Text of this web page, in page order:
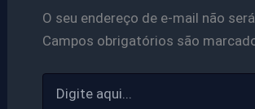
O seu endereço de e-mail não
Campos obrigatórios são
aqui...